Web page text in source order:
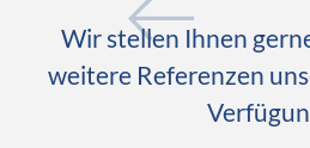
Wir stellen Ihnen
weitere Referenzen